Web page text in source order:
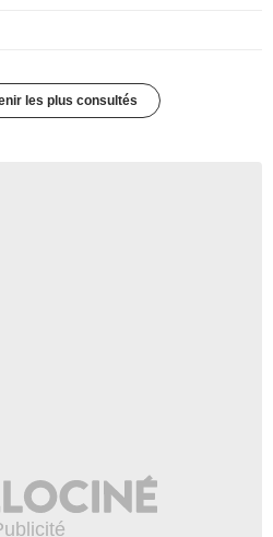
les plus consultés